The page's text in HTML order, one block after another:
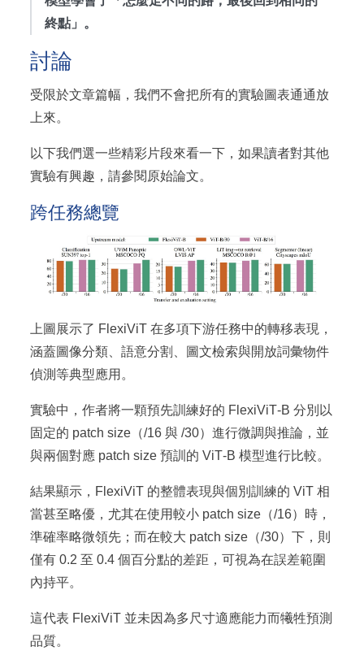
終點」。
討論
受限於文章篇幅，我們不會把所有的實驗圖表通通放
上來。
以下我們選一些精彩片段來看一下，如果讀者對其他
實驗有興趣，請參閱原始論文。
跨任務總覽
上圖展示了 FlexiViT 在多項下游任務中的轉移表現，
涵蓋圖像分類、語意分割、圖文檢索與開放詞彙物件
偵測等典型應用。
實驗中，作者將一顆預先訓練好的 FlexiViT‑B 分別以
固定的 patch size（/16 與 /30）進行微調與推論，並
與兩個對應 patch size 預訓的 ViT‑B 模型進行比較。
結果顯示，FlexiViT 的整體表現與個別訓練的 ViT 相
當甚至略優，尤其在使用較小 patch size（/16）時，
準確率略微領先；而在較大 patch size（/30）下，則
僅有 0.2 至 0.4 個百分點的差距，可視為在誤差範圍
內持平。
這代表 FlexiViT 並未因為多尺寸適應能力而犧牲預測
品質。